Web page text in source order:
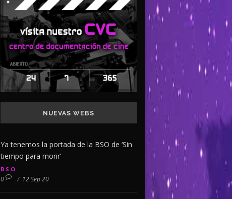
NUEVAS WEBS
Ya tenemos la portada de la BSO de ‘Sin
tiempo para morir’
B.S.O
0 / 12 Sep 20